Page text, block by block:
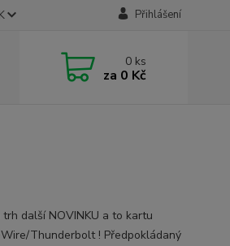
Přihlášení
0 ks
za 0 Kč
trh další NOVINKU a to kartu
Thunderbolt ! Předpokládaný